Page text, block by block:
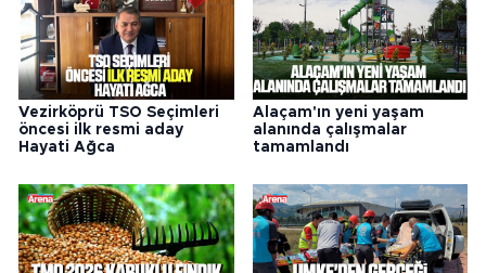
Vezirköprü TSO Seçimleri
öncesi ilk resmi aday
Hayati Ağca
Alaçam'ın yeni yaşam
alanında çalışmalar
tamamlandı